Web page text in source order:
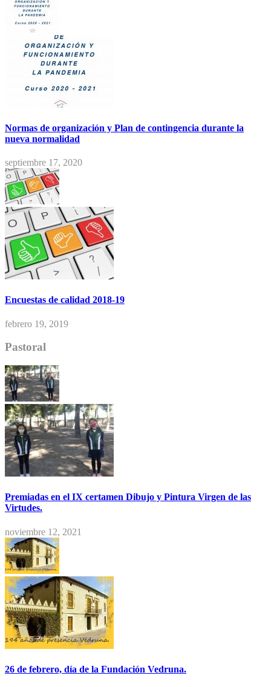
Normas de organización y Plan de contingencia durante la
nueva normalidad
septiembre 17, 2020
Encuestas de calidad 2018-19
febrero 19, 2019
Pastoral
Premiadas en el IX certamen Dibujo y Pintura Virgen de las
Virtudes.
noviembre 12, 2021
26 de febrero, día de la Fundación Vedruna.